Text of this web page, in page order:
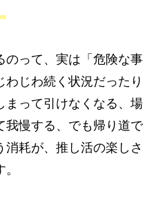
のって、実は「危険な事
じわ続く状況だったり
まって引けなくなる、場
我慢する、でも帰り道で
消耗が、推し活の楽しさ